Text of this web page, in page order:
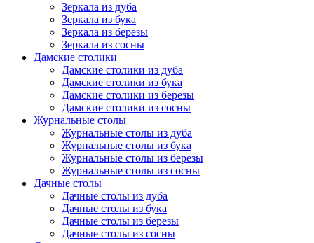
Зеркала из дуба
Зеркала из бука
Зеркала из березы
Зеркала из сосны
Дамские столики
Дамские столики из дуба
Дамские столики из бука
Дамские столики из березы
Дамские столики из сосны
Журнальные столы
Журнальные столы из дуба
Журнальные столы из бука
Журнальные столы из березы
Журнальные столы из сосны
Дачные столы
Дачные столы из дуба
Дачные столы из бука
Дачные столы из березы
Дачные столы из сосны